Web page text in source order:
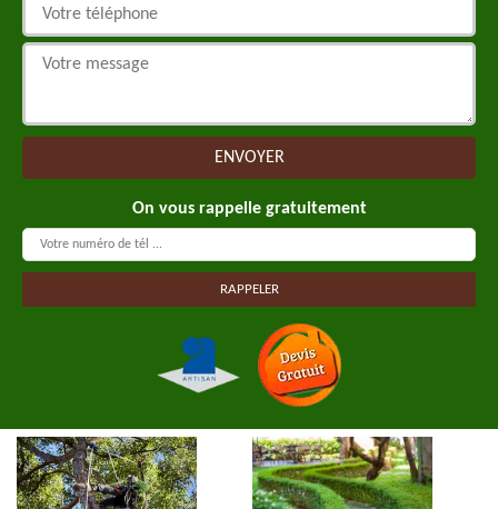
On vous rappelle gratuitement